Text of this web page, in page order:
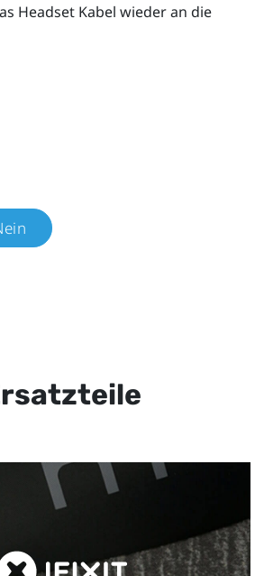
Headset Kabel wieder an die